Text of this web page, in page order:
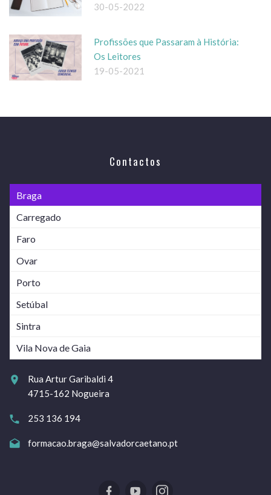
30-05-2022
Profissões que Passaram à História:
Os Leitores
19-05-2021
Contactos
Braga
Carregado
Faro
Ovar
Porto
Setúbal
Sintra
Vila Nova de Gaia
Rua Artur Garibaldi 4
4715-162 Nogueira
253 136 194
formacao.braga@salvadorcaetano.pt